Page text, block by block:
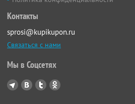
Контакты
sprosi@kupikupon.ru
Связаться с нами
Мы в Соцсетях